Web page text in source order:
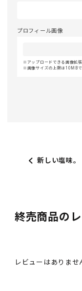
プロフィール画像
アップロードできる画像
画像サイズの上限は10MBで
新しい塩味。
終売商品の